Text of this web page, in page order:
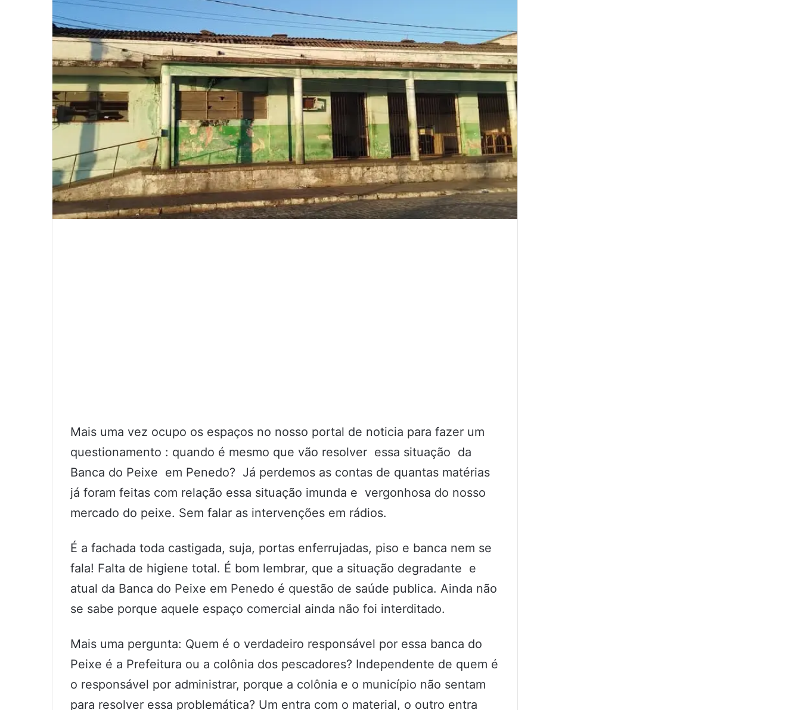
Mais uma vez ocupo os espaços no nosso portal de noticia para fazer um
questionamento : quando é mesmo que vão resolver essa situação da
Banca do Peixe em Penedo? Já perdemos as contas de quantas matérias
já foram feitas com relação essa situação imunda e vergonhosa do nosso
mercado do peixe. Sem falar as intervenções em rádios.
É a fachada toda castigada, suja, portas enferrujadas, piso e banca nem se
fala! Falta de higiene total. É bom lembrar, que a situação degradante e
atual da Banca do Peixe em Penedo é questão de saúde publica. Ainda não
se sabe porque aquele espaço comercial ainda não foi interditado.
Mais uma pergunta: Quem é o verdadeiro responsável por essa banca do
Peixe é a Prefeitura ou a colônia dos pescadores? Independente de quem é
o responsável por administrar, porque a colônia e o município não sentam
para resolver essa problemática? Um entra com o material, o outro entra